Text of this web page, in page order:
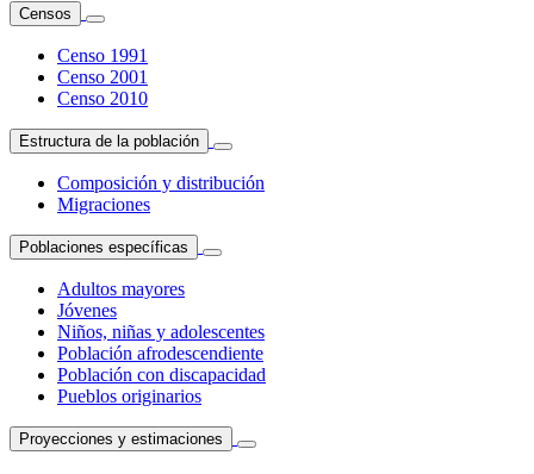
Censos
Censo 1991
Censo 2001
Censo 2010
Estructura de la población
Composición y distribución
Migraciones
Poblaciones específicas
Adultos mayores
Jóvenes
Niños, niñas y adolescentes
Población afrodescendiente
Población con discapacidad
Pueblos originarios
Proyecciones y estimaciones